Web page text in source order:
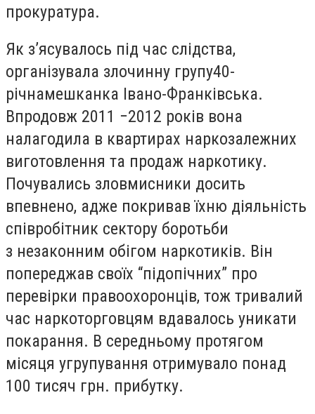
прокуратура.
Як з’ясувалось під час слідства,
організувала злочинну групу40-
річнамешканка Івано-Франківська.
Впродовж 2011 −2012 років вона
налагодила в квартирах наркозалежних
виготовлення та продаж наркотику.
Почувались зловмисники досить
впевнено, адже покривав їхню діяльність
співробітник сектору боротьби
з незаконним обігом наркотиків. Він
попереджав своїх “підопічних” про
перевірки правоохоронців, тож тривалий
час наркоторговцям вдавалось уникати
покарання. В середньому протягом
місяця угрупування отримувало понад
100 тисяч грн. прибутку.